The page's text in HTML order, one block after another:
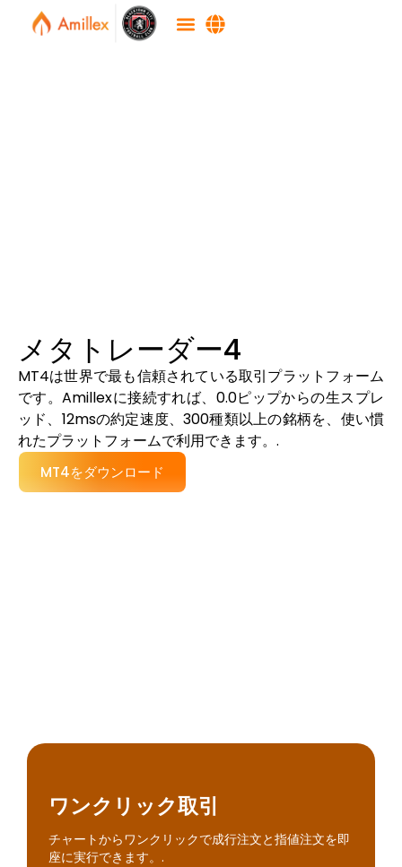
メタトレーダー4
MT4は世界で最も信頼されている取引プラットフォーム
です。Amillexに接続すれば、0.0ピップからの生スプレ
ッド、12msの約定速度、300種類以上の銘柄を、使い慣
れたプラットフォームで利用できます。.
MT4をダウンロード
ワンクリック取引
チャートからワンクリックで成行注文と指値注文を即
座に実行できます。.